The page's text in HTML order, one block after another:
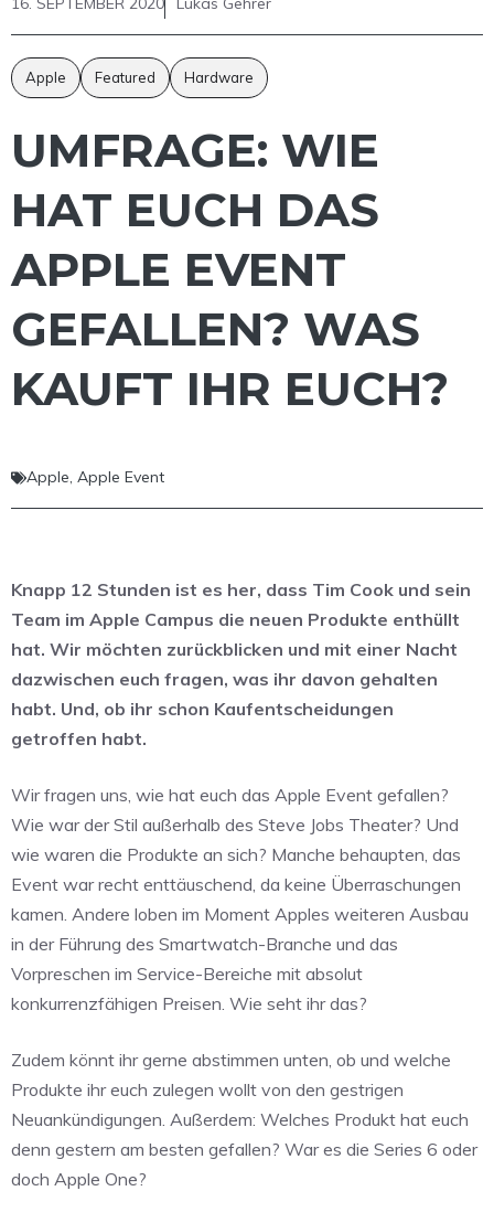
Apple Featured Hardware
UMFRAGE: WIE
HAT EUCH DAS
APPLE EVENT
GEFALLEN? WAS
KAUFT IHR EUCH?
Apple, Apple Event
Knapp 12 Stunden ist es her, dass Tim Cook und sein
Team im Apple Campus die neuen Produkte enthüllt
hat. Wir möchten zurückblicken und mit einer Nacht
dazwischen euch fragen, was ihr davon gehalten
habt. Und, ob ihr schon Kaufentscheidungen
getroffen habt.
Wir fragen uns, wie hat euch das Apple Event gefallen?
Wie war der Stil außerhalb des Steve Jobs Theater? Und
wie waren die Produkte an sich? Manche behaupten, das
Event war recht enttäuschend, da keine Überraschungen
kamen. Andere loben im Moment Apples weiteren Ausbau
in der Führung des Smartwatch-Branche und das
Vorpreschen im Service-Bereiche mit absolut
konkurrenzfähigen Preisen. Wie seht ihr das?
Zudem könnt ihr gerne abstimmen unten, ob und welche
Produkte ihr euch zulegen wollt von den gestrigen
Neuankündigungen. Außerdem: Welches Produkt hat euch
denn gestern am besten gefallen? War es die Series 6 oder
doch Apple One?